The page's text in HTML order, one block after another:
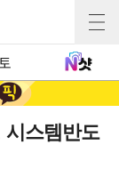
스템반도